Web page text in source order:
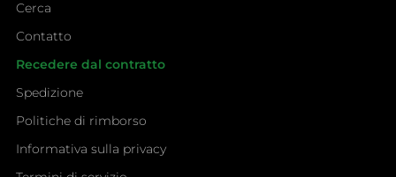
Cerca
Contatto
Recedere dal contratto
Spedizione
Politiche di rimborso
Informativa sulla privacy